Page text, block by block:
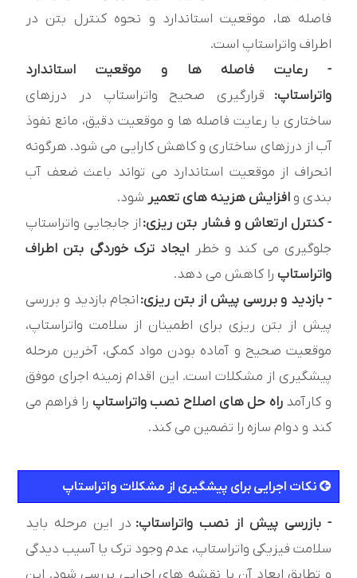
فاصله ها، موقعیت استاندارد و نحوه کنترل بتن در
اطراف واتراستاپ است.
- رعایت فاصله ها و موقعیت استاندارد
واتراستاپ: قرارگیری صحیح واتراستاپ در درزهای
ساختاری با رعایت فاصله ها و موقعیت دقیق، مانع نفوذ
آب از درزهای ساختاری و کاهش کارایی می شود. هرگونه
انحراف از موقعیت استاندارد می تواند باعث ضعف آب
بندی و افزایش هزینه های تعمیر شود.
- کنترل ارتعاش و فشار بتن ریزی:از جابجایی واتراستاپ
جلوگیری می کند و خطر ایجاد ترک خوردگی بتن اطراف
واتراستاپ را کاهش می دهد.
- بازدید و بررسی پیش از بتن ریزی:انجام بازدید و بررسی
پیش از بتن ریزی برای اطمینان از سلامت واتراستاپ،
موقعیت صحیح و آماده بودن مواد کمکی، آخرین مرحله
پیشگیری از مشکلات است. این اقدام زمینه اجرای موفق
و کارآمدراه حل های اصلاح نصب واتراستاپ را فراهم می
کند و دوام سازه را تضمین می کند.
نکات اجرایی برای پیشگیری از مشکلات واتراستاپ
- بازرسی پیش از نصب واتراستاپ: در این مرحله باید
سلامت فیزیکی واتراستاپ، عدم وجود ترک یا آسیب دیدگی